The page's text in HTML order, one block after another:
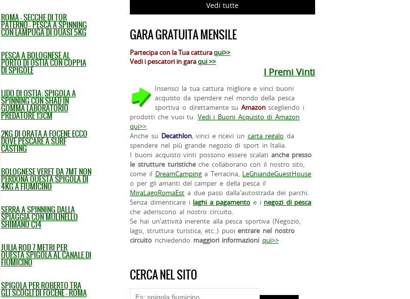
ROMA - SECCHE DI TOR
PATERNO - PESCA A SPINNING
CON LAMPUGA DI QUASI 5KG
PESCA A BOLOGNESE AL
PORTO DI OSTIA CON COPPIA
DI SPIGOLE
LIDO DI OSTIA: SPIGOLA A
SPINNING CON SHAD IN
GOMMA LABORATORIO
PREDATORE 13CM
2KG DI ORATA A FOCENE ECCO
DOVE PESCARE A SURF
CASTING
BOLOGNESE VERET DA 7MT NON
PERDONA QUESTA SPIGOLA DI
4KG A FIUMICINO
SERRA A SPINNING DALLA
SPIAGGIA CON MULINELLO
SHIMANO C14
JULIA ROD 7 METRI PER
QUESTA SPIGOLA AL CANALE DI
FIUMICINO
SPIGOLA PER ROBERTO TRA
GLI SCOGLI DI FOCENE - ROMA
Vedi tutte
GARA GRATUITA MENSILE
Partecipa con la Tua catturaqui>>
Vedi i pescatori in garaqui >>
I Premi Vinti
Inserisci la tua cattura migliore e vinci buoni
acquisto da spendere nel mondo della pesca
sportiva o direttamente su Amazonscegliendo i
prodotti che vuoi tu. Vedi i Buoni Acquisto di Amazon
qui>>.
Anche su Decathlon, vinci e ricevi un carta regalo da
spendere nel più grande negozio di sport in Italia.
I buoni acquisto vinti possono essere scalati anche presso
le strutture turisticheche collaborano con il nostro sito,
come il DreamCampinga Terracina, LeGhiandeGuestHouse
o per gli amanti del camper e della pesca il
MiraLagoRomaEst a due passi dalla'autostrada dei parchi.
Senza dimenticare i laghi a pagamento e i negozi di pesca
che aderiscono al nostro circuito.
Se hai un'attività inerente alla pesca sportiva (Negozio,
lago, struttura turistica, etc..) puoientrare nel nostro
circuito richiedendo maggiori informazioni qui>>
CERCA NEL SITO